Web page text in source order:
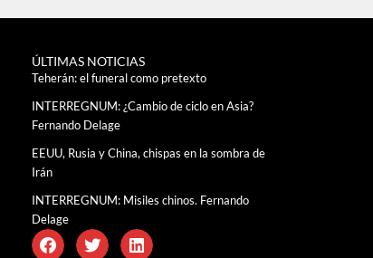
ÚLTIMAS NOTICIAS
Teherán: el funeral como pretexto
INTERREGNUM: ¿Cambio de ciclo en Asia?
Fernando Delage
EEUU, Rusia y China, chispas en la sombra de
Irán
INTERREGNUM: Misiles chinos. Fernando
Delage